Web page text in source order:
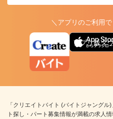
＼アプリのご利用
アプリ版ダ
「クリエイトバイト (バイトジャング
ト探し・パート募集情報が満載の求人